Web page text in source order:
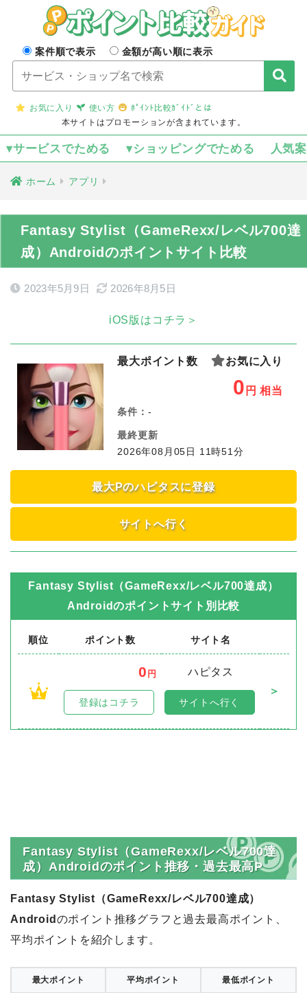
案件順で表示 金額が高い順に表示
お気に入り 使い方
ﾎﾟｲﾝﾄ比較ｶﾞｲﾄﾞとは
本サイトはプロモーションが含まれています。
▾サービスでためる ▾ショッピングでためる 人気
ホーム アプリ
Fantasy Stylist（GameRexx/レベル700達
成）Androidのポイントサイト比較
2023年5月9日 2026年8月5日
iOS版はコチラ＞
最大ポイント数 お気に入り
0 円 相当
条件： -
最終更新
2026年08月05日 11時51分
最大Pのハピタスに登録
サイトへ行く
Fantasy Stylist（GameRexx/レベル700達成）
Androidのポイントサイト別比較
順位 ポイント数 サイト名
1
0 円
ハピタス
＞
登録はコチラ サイトへ行く
Fantasy Stylist（GameRexx/レベル700達
成）Androidのポイント推移・過去最高P
Fantasy Stylist（GameRexx/レベル700達成）
Android のポイント推移グラフと過去最高ポイント、
平均ポイントを紹介します。
最大ポイント 平均ポイント 最低ポイント